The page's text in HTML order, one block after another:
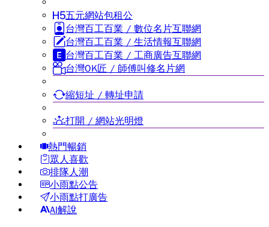
五元網站包租公
台灣百工百業 / 數位名片互聯網
台灣百工百業 / 生活情報互聯網
台灣百工百業 / 工商廣告互聯網
台灣OK匠 / 師傅叫修名片網
縮短址 / 轉址申請
打開 / 網站光明燈
熱門暢銷
眾人喜歡
排隊人潮
小雨點公告
小雨點打廣告
AI解說